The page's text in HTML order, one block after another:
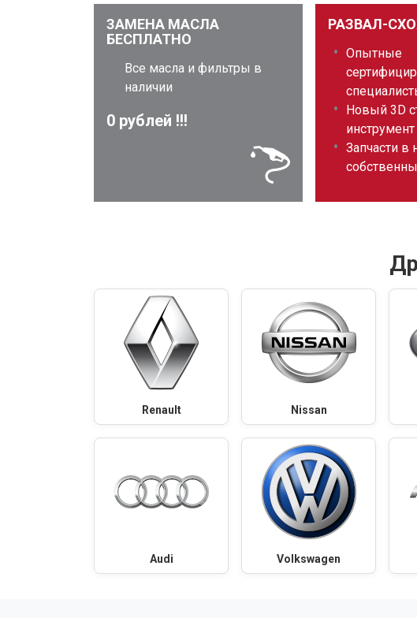
ЗАМЕНА МАСЛА
БЕСПЛАТНО
Все масла и фильтры в
наличии
0 рублей !!!
РАЗВАЛ-
Опытные
Новый 3D
Запчасти в
Renault Nissan
Audi Volkswagen